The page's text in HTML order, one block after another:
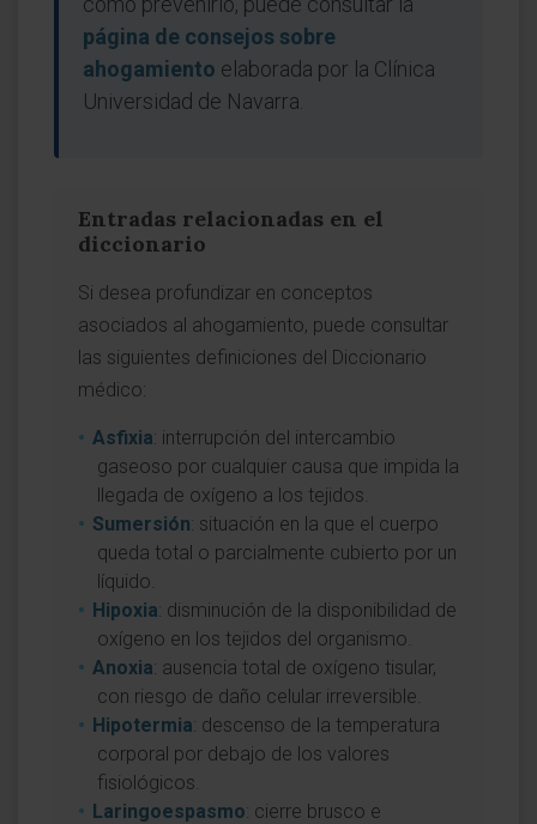
página de consejos sobre
ahogamiento elaborada por la Clínica
Universidad de Navarra.
Entradas relacionadas en el
diccionario
Si desea profundizar en conceptos
asociados al ahogamiento, puede consultar
las siguientes definiciones del Diccionario
médico:
Asfixia: interrupción del intercambio
gaseoso por cualquier causa que impida la
llegada de oxígeno a los tejidos.
Sumersión: situación en la que el cuerpo
queda total o parcialmente cubierto por un
líquido.
Hipoxia: disminución de la disponibilidad de
oxígeno en los tejidos del organismo.
Anoxia: ausencia total de oxígeno tisular,
con riesgo de daño celular irreversible.
Hipotermia: descenso de la temperatura
corporal por debajo de los valores
fisiológicos.
Laringoespasmo: cierre brusco e